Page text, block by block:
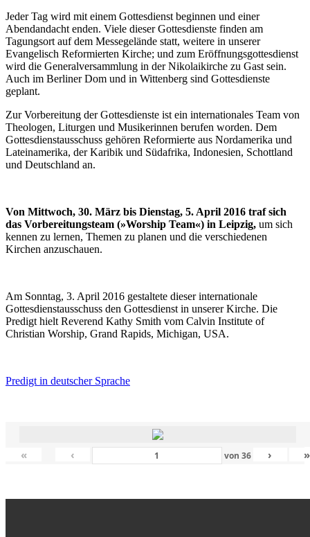
Jeder Tag wird mit einem Gottesdienst beginnen und einer
Abendandacht enden. Viele dieser Gottesdienste finden am
Tagungsort auf dem Messegelände statt, weitere in unserer
Evangelisch Reformierten Kirche; und zum Eröffnungsgottesdienst
wird die Generalversammlung in der Nikolaikirche zu Gast sein.
Auch im Berliner Dom und in Wittenberg sind Gottesdienste
geplant.
Zur Vorbereitung der Gottesdienste ist ein internationales Team von
Theologen, Liturgen und Musikerinnen berufen worden. Dem
Gottesdienstausschuss gehören Reformierte aus Nordamerika und
Lateinamerika, der Karibik und Südafrika, Indonesien, Schottland
und Deutschland an.
Von Mittwoch, 30. März bis Dienstag, 5. April 2016 traf sich
das Vorbereitungsteam (»Worship Team«) in Leipzig, um sich
kennen zu lernen, Themen zu planen und die verschiedenen
Kirchen anzuschauen.
Am Sonntag, 3. April 2016 gestaltete dieser internationale
Gottesdienstausschuss den Gottesdienst in unserer Kirche. Die
Predigt hielt Reverend Kathy Smith vom Calvin Institute of
Christian Worship, Grand Rapids, Michigan, USA.
Predigt in deutscher Sprache
« ‹ von 36 › »